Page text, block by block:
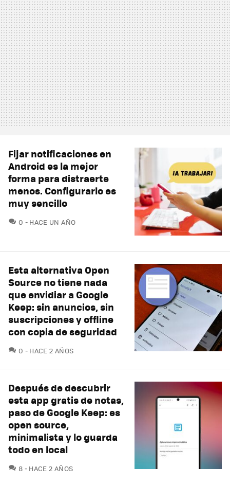
Fijar notificaciones en
Android es la mejor
forma para distraerte
menos. Configurarlo es
muy sencillo
0 COMENTARIOS
HACE UN AÑO
Esta alternativa Open
Source no tiene nada
que envidiar a Google
Keep: sin anuncios, sin
suscripciones y offline
con copia de seguridad
0 COMENTARIOS
HACE 2 AÑOS
Después de descubrir
esta app gratis de notas,
paso de Google Keep: es
open source,
minimalista y lo guarda
todo en local
8 COMENTARIOS
HACE 2 AÑOS